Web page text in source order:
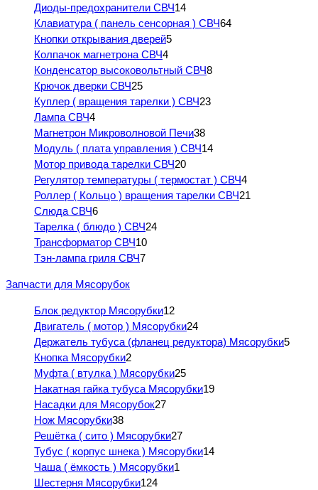
Диоды-предохранители СВЧ14
Клавиатура ( панель сенсорная ) СВЧ64
Кнопки открывания дверей5
Колпачок магнетрона СВЧ4
Конденсатор высоковольтный СВЧ8
Крючок дверки СВЧ25
Куплер ( вращения тарелки ) СВЧ23
Лампа СВЧ4
Магнетрон Микроволновой Печи38
Модуль ( плата управления ) СВЧ14
Мотор привода тарелки СВЧ20
Регулятор температуры ( термостат ) СВЧ4
Роллер ( Кольцо ) вращения тарелки СВЧ21
Слюда СВЧ6
Тарелка ( блюдо ) СВЧ24
Трансформатор СВЧ10
Тэн-лампа гриля СВЧ7
Запчасти для Мясорубок
Блок редуктор Мясорубки12
Двигатель ( мотор ) Мясорубки24
Держатель тубуса (фланец редуктора) Мясорубки5
Кнопка Мясорубки2
Муфта ( втулка ) Мясорубки25
Накатная гайка тубуса Мясорубки19
Насадки для Мясорубок27
Нож Мясорубки38
Решётка ( сито ) Мясорубки27
Тубус ( корпус шнека ) Мясорубки14
Чаша ( ёмкость ) Мясорубки1
Шестерня Мясорубки124